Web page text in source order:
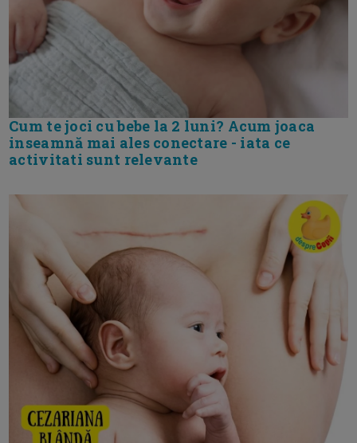
Cum te joci cu bebe la 2 luni? Acum joaca
inseamnă mai ales conectare - iata ce
activitati sunt relevante